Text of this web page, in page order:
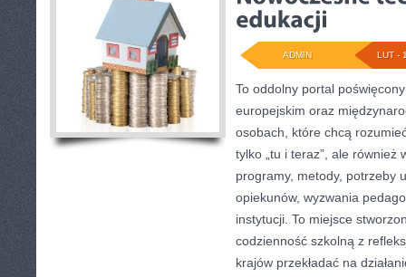
LUT -
ADMIN
To oddolny portal
europejskim oraz
osobach, które chcą
tylko „tu i teraz”, ale również
programy, metody, potrzeby
opiekunów, wyzwania
instytucji. To miejsce
codzienność szkolną z
krajów przekładać na